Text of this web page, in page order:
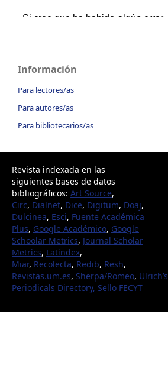
Información
Para lectores/as
Para autores/as
Para bibliotecarios/as
Revista indexada en las
siguientes bases de datos
bibliográficos: Art Source,
Circ, Dialnet, Dice, Digitum, Doaj,
Dulcinea, Esci, Fuente Académica
Plus, Google Académico, Google
Schoolar Metrics, Journal Scholar
Metrics, Latindex,
Miar, Recolecta, Redib, Resh,
Revistas.um.es, Sherpa/Romeo, Ulrich’s
Periodicals Directory, Sello FECYT